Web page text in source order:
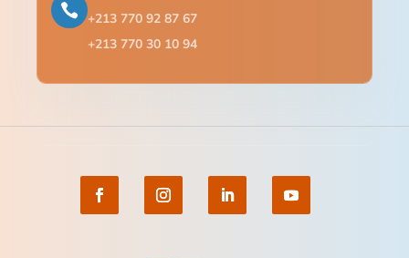

+213 770 92 87 67
+213 770 30 10 94